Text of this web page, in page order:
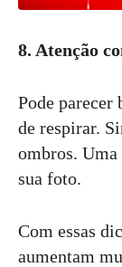
8. Atenção
Pode parecer
de respirar.
ombros. Uma
sua foto.
Com essas
aumentam